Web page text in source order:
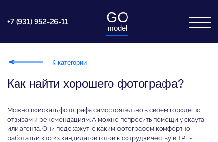
GO
model
+7 (931) 952-26-11
К категории
Как найти хорошего фотографа?
Можно поискать фотографа самостоятельно в своем городе по
отзывам и рекомендациям. А можно попросить помощи у скаута
или агента. Они подскажут, с каким фотографом комфортно
работать и кто из кандидатов готов к сотрудничеству в TPF-